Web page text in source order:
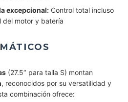
excepcional: Control total incluso
del motor y batería
(27.5″ para talla S) montan
, reconocidos por su versatilidad y
combinación ofrece: